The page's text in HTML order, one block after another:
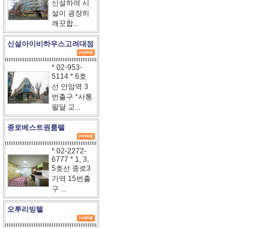
신설하여 시
설이 굉장히
깨끗합...
신설아이비하우스고려대점
* 02-953-
5114 * 6호
선 안암역 3
번출구 *사통
팔달 교...
종로베스트원룸텔
* 02-2272-
6777 * 1, 3,
5호선 종로3
가역 15번출
구 ...
오투리빙텔